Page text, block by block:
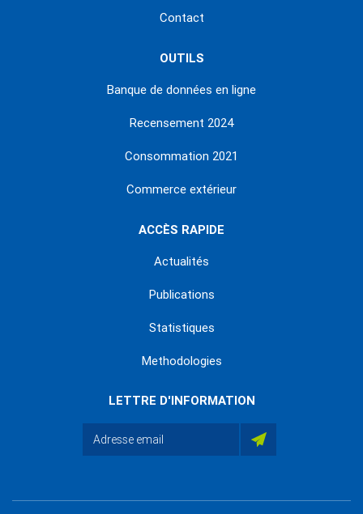
Contact
OUTILS
Banque de données en ligne
Recensement 2024
Consommation 2021
Commerce extérieur
ACCÈS RAPIDE
Actualités
Publications
Statistiques
Methodologies
LETTRE D'INFORMATION